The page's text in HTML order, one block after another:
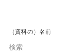
（資料の）名前